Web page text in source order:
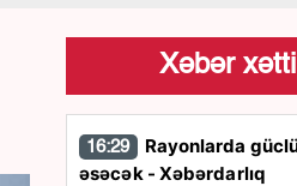
Xəbər xətti
16:29
əsəcək - Xəbərdarlıq